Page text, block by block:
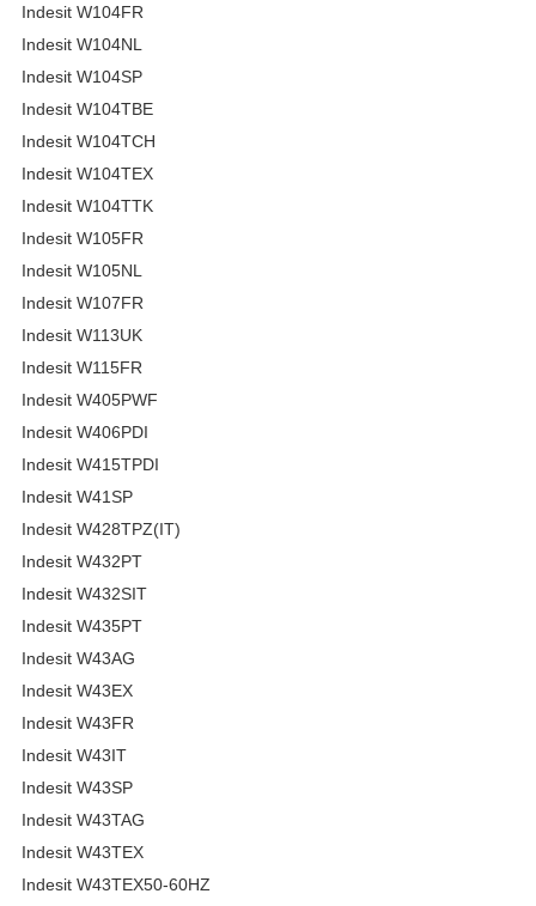
Indesit W104FR
Indesit W104NL
Indesit W104SP
Indesit W104TBE
Indesit W104TCH
Indesit W104TEX
Indesit W104TTK
Indesit W105FR
Indesit W105NL
Indesit W107FR
Indesit W113UK
Indesit W115FR
Indesit W405PWF
Indesit W406PDI
Indesit W415TPDI
Indesit W41SP
Indesit W428TPZ(IT)
Indesit W432PT
Indesit W432SIT
Indesit W435PT
Indesit W43AG
Indesit W43EX
Indesit W43FR
Indesit W43IT
Indesit W43SP
Indesit W43TAG
Indesit W43TEX
Indesit W43TEX50-60HZ